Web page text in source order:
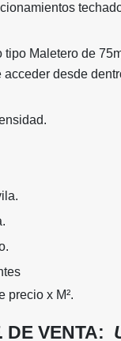
tipo Maletero de
desde
precio x M².
DE VENTA: